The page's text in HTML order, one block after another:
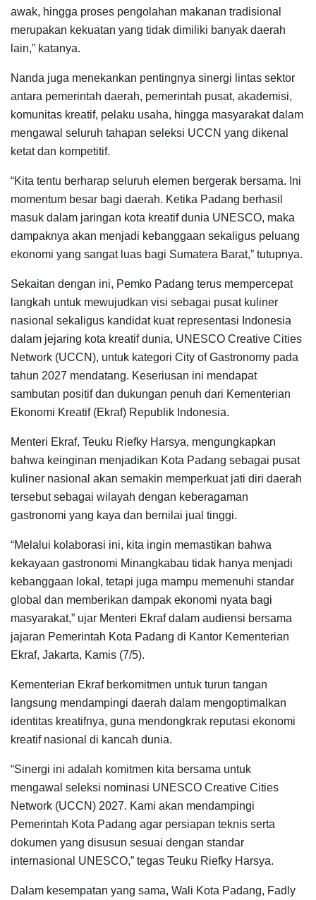
awak, hingga proses pengolahan makanan tradisional
merupakan kekuatan yang tidak dimiliki banyak daerah
lain,” katanya.
Nanda juga menekankan pentingnya sinergi lintas sektor
antara pemerintah daerah, pemerintah pusat, akademisi,
komunitas kreatif, pelaku usaha, hingga masyarakat dalam
mengawal seluruh tahapan seleksi UCCN yang dikenal
ketat dan kompetitif.
“Kita tentu berharap seluruh elemen bergerak bersama. Ini
momentum besar bagi daerah. Ketika Padang berhasil
masuk dalam jaringan kota kreatif dunia UNESCO, maka
dampaknya akan menjadi kebanggaan sekaligus peluang
ekonomi yang sangat luas bagi Sumatera Barat,” tutupnya.
Sekaitan dengan ini, Pemko Padang terus mempercepat
langkah untuk mewujudkan visi sebagai pusat kuliner
nasional sekaligus kandidat kuat representasi Indonesia
dalam jejaring kota kreatif dunia, UNESCO Creative Cities
Network (UCCN), untuk kategori City of Gastronomy pada
tahun 2027 mendatang. Keseriusan ini mendapat
sambutan positif dan dukungan penuh dari Kementerian
Ekonomi Kreatif (Ekraf) Republik Indonesia.
Menteri Ekraf, Teuku Riefky Harsya, mengungkapkan
bahwa keinginan menjadikan Kota Padang sebagai pusat
kuliner nasional akan semakin memperkuat jati diri daerah
tersebut sebagai wilayah dengan keberagaman
gastronomi yang kaya dan bernilai jual tinggi.
“Melalui kolaborasi ini, kita ingin memastikan bahwa
kekayaan gastronomi Minangkabau tidak hanya menjadi
kebanggaan lokal, tetapi juga mampu memenuhi standar
global dan memberikan dampak ekonomi nyata bagi
masyarakat,” ujar Menteri Ekraf dalam audiensi bersama
jajaran Pemerintah Kota Padang di Kantor Kementerian
Ekraf, Jakarta, Kamis (7/5).
Kementerian Ekraf berkomitmen untuk turun tangan
langsung mendampingi daerah dalam mengoptimalkan
identitas kreatifnya, guna mendongkrak reputasi ekonomi
kreatif nasional di kancah dunia.
“Sinergi ini adalah komitmen kita bersama untuk
mengawal seleksi nominasi UNESCO Creative Cities
Network (UCCN) 2027. Kami akan mendampingi
Pemerintah Kota Padang agar persiapan teknis serta
dokumen yang disusun sesuai dengan standar
internasional UNESCO,” tegas Teuku Riefky Harsya.
Dalam kesempatan yang sama, Wali Kota Padang, Fadly